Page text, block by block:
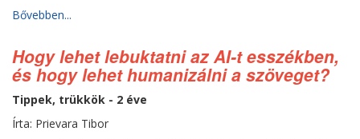
Bővebben...
Hogy lehet lebuktatni az AI-t esszékben,
és hogy lehet humanizálni a szöveget?
Tippek, trükkök - 2 éve
Írta: Prievara Tibor